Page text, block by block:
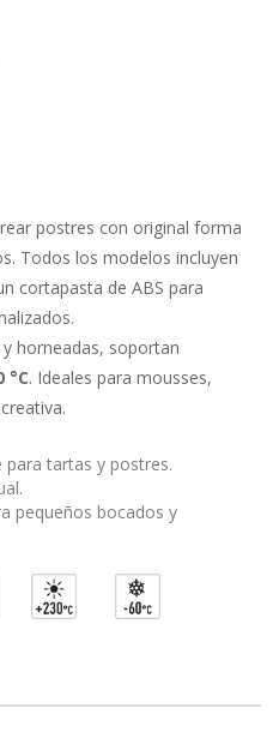
postres con original forma
Todos los modelos incluyen
cortapasta de ABS para
horneadas, soportan
°C. Ideales para mousses,
tartas y postres.
pequeños bocados y